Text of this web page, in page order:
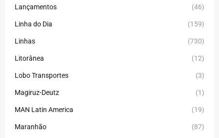
Lançamentos (46)
Linha do Dia (159)
Linhas (730)
Litorânea (12)
Lobo Transportes (3)
Magiruz-Deutz (1)
MAN Latin America (19)
Maranhão (87)